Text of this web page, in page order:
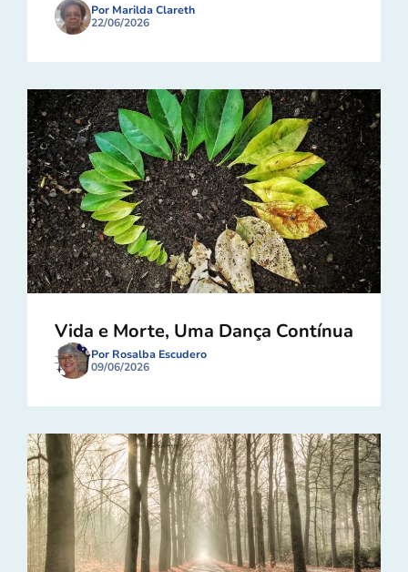
Por Marilda Clareth
22/06/2026
Vida e Morte, Uma Dança Contínua
Por Rosalba Escudero
09/06/2026